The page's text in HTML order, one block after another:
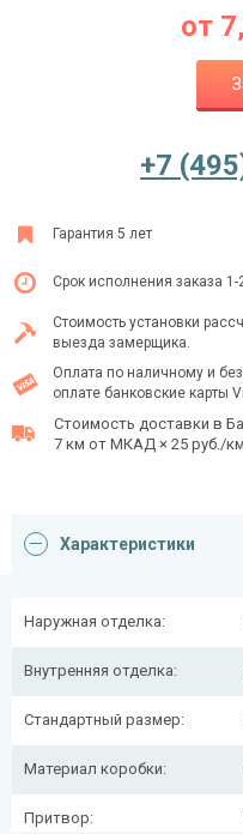
от
+7
Гарантия 5 лет
Срок исполнения заказа 1-
Стоимость установки
выезда замерщика.
Оплата по наличному и
оплате банковские карты
Стоимость доставки в
7 км от МКАД × 25 руб./
Характеристики
Наружная отделка:
Внутренняя отделка:
Стандартный размер:
Материал коробки:
Притвор: